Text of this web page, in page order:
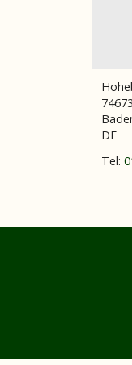
74673
DE
Tel: